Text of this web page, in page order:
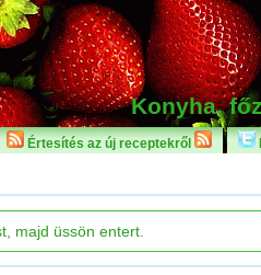
Konyha,
Értesítés az új receptekről